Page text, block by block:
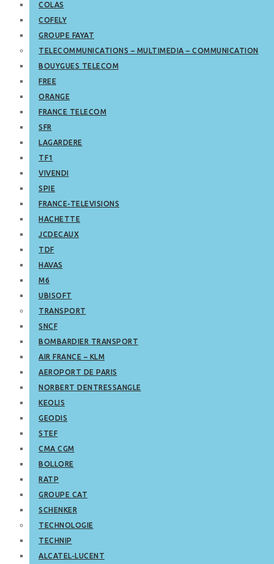
COLAS
COFELY
GROUPE FAYAT
TELECOMMUNICATIONS – MULTIMEDIA – COMMUNICATION
BOUYGUES TELECOM
FREE
ORANGE
FRANCE TELECOM
SFR
LAGARDERE
TF1
VIVENDI
SPIE
FRANCE-TELEVISIONS
HACHETTE
JCDECAUX
TDF
HAVAS
M6
UBISOFT
TRANSPORT
SNCF
BOMBARDIER TRANSPORT
AIR FRANCE – KLM
AEROPORT DE PARIS
NORBERT DENTRESSANGLE
KEOLIS
GEODIS
STEF
CMA CGM
BOLLORE
RATP
GROUPE CAT
SCHENKER
TECHNOLOGIE
TECHNIP
ALCATEL-LUCENT